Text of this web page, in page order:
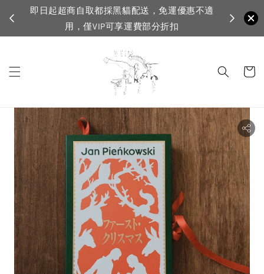
即日起超商自取都採黑貓配送，免運優惠不適
用，僅VIP可享運費部分折扣
VIP